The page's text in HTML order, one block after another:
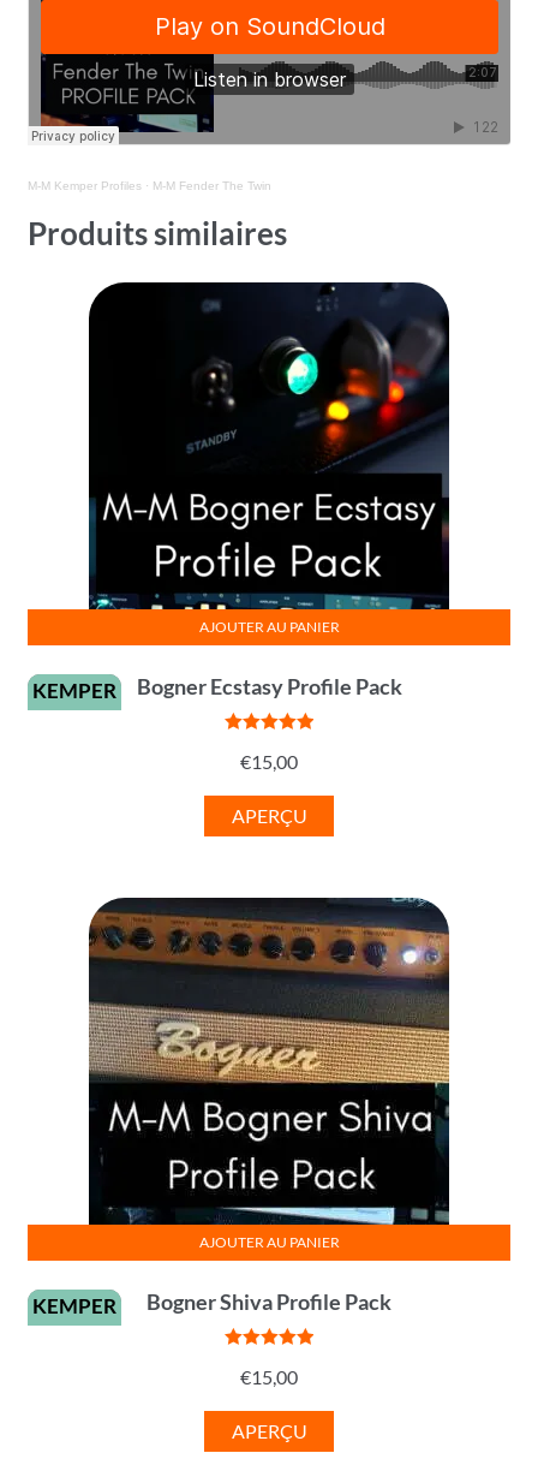
M-M Kemper Profiles· M-M Fender The Twin
Produits similaires
KEMPER Bogner Ecstasy Profile Pack
5
€15,00
AJOUTER AU PANIER
APERÇU
KEMPER Bogner Shiva Profile Pack
5
€15,00
AJOUTER AU PANIER
APERÇU